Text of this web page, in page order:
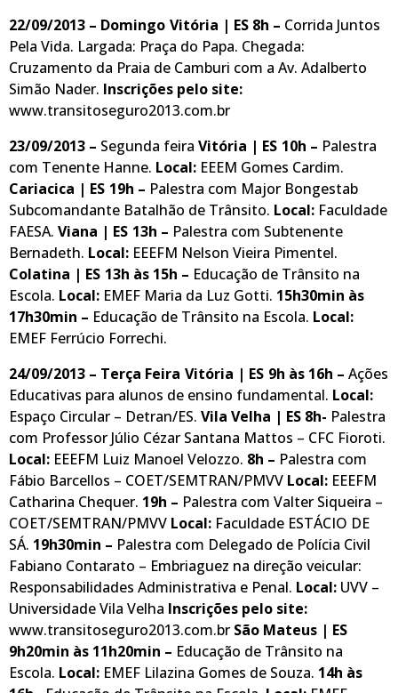
22/09/2013 – Domingo Vitória | ES 8h – Corrida Juntos
Pela Vida. Largada: Praça do Papa. Chegada:
Cruzamento da Praia de Camburi com a Av. Adalberto
Simão Nader. Inscrições pelo site:
www.transitoseguro2013.com.br
23/09/2013 – Segunda feira Vitória | ES 10h – Palestra
com Tenente Hanne. Local: EEEM Gomes Cardim.
Cariacica | ES 19h – Palestra com Major Bongestab
Subcomandante Batalhão de Trânsito. Local: Faculdade
FAESA. Viana | ES 13h – Palestra com Subtenente
Bernadeth. Local: EEEFM Nelson Vieira Pimentel.
Colatina | ES 13h às 15h – Educação de Trânsito na
Escola. Local: EMEF Maria da Luz Gotti. 15h30min às
17h30min – Educação de Trânsito na Escola. Local:
EMEF Ferrúcio Forrechi.
24/09/2013 – Terça Feira Vitória | ES 9h às 16h – Ações
Educativas para alunos de ensino fundamental. Local:
Espaço Circular – Detran/ES. Vila Velha | ES 8h- Palestra
com Professor Júlio Cézar Santana Mattos – CFC Fioroti.
Local: EEEFM Luiz Manoel Velozzo. 8h – Palestra com
Fábio Barcellos – COET/SEMTRAN/PMVV Local: EEEFM
Catharina Chequer. 19h – Palestra com Valter Siqueira –
COET/SEMTRAN/PMVV Local: Faculdade ESTÁCIO DE
SÁ. 19h30min – Palestra com Delegado de Polícia Civil
Fabiano Contarato – Embriaguez na direção veicular:
Responsabilidades Administrativa e Penal. Local: UVV –
Universidade Vila Velha Inscrições pelo site:
www.transitoseguro2013.com.br São Mateus | ES
9h20min às 11h20min – Educação de Trânsito na
Escola. Local: EMEF Lilazina Gomes de Souza. 14h às